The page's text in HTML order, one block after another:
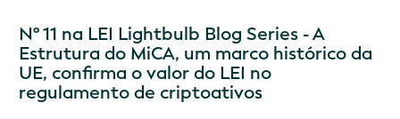
Nº 11 na LEI Lightbulb Blog Series - A
Estrutura do MiCA, um marco histórico da
UE, confirma o valor do LEI no
regulamento de criptoativos